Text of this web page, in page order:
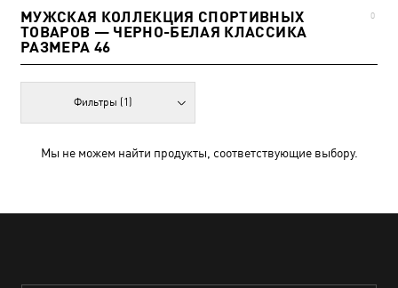
МУЖСКАЯ КОЛЛЕКЦИЯ СПОРТИВНЫХ
ТОВАРОВ — ЧЕРНО-БЕЛАЯ КЛАССИКА
РАЗМЕРА 46
0
Фильтры (1)
Мы не можем найти продукты, соответствующие выбору.